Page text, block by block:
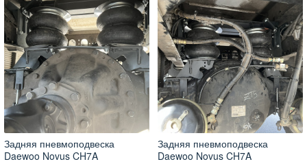
Задняя пневмоподвеска
Daewoo Novus CH7A
Задняя пневмоподвеска
Daewoo Novus CH7A